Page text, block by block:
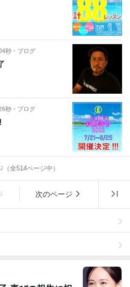
秒 ・ ブログ
秒 ・ ブログ
（全514ページ中）
次のページ